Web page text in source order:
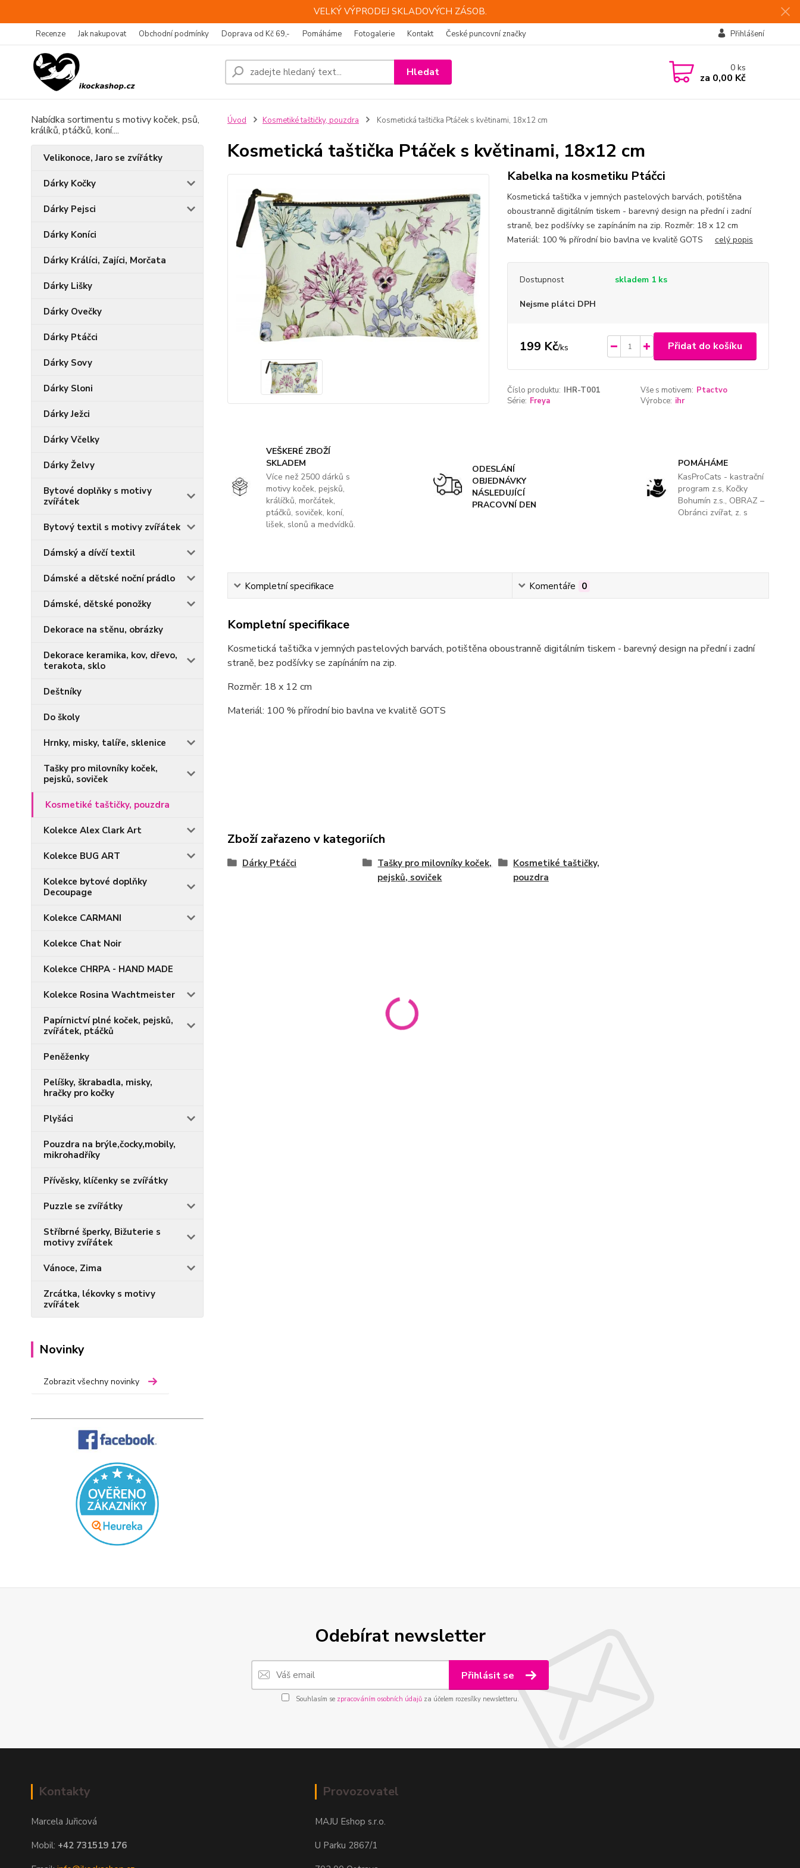
VELKÝ VÝPRODEJ SKLADOVÝCH ZÁSOB.
Recenze Jak nakupovat Obchodní podmínky Doprava od Kč 69,- Pomáháme Fotogalerie Kontakt České puncovní značky Přihlášení
Hledat 0ks
za 0,00 Kč
Nabídka sortimentu s motivy koček, psů,
králíků, ptáčků, koní....
Velikonoce, Jaro se zvířátky
Dárky Kočky
Dárky Pejsci
Dárky Koníci
Dárky Králíci, Zajíci, Morčata
Dárky Lišky
Dárky Ovečky
Dárky Ptáčci
Dárky Sovy
Dárky Sloni
Dárky Ježci
Dárky Včelky
Dárky Želvy
Bytové doplňky s motivy
zvířátek
Bytový textil s motivy zvířátek
Dámský a dívčí textil
Dámské a dětské noční prádlo
Dámské, dětské ponožky
Dekorace na stěnu, obrázky
Dekorace keramika, kov, dřevo,
terakota, sklo
Deštníky
Do školy
Hrnky, misky, talíře, sklenice
Tašky pro milovníky koček,
pejsků, soviček
Kosmetiké taštičky, pouzdra
Kolekce Alex Clark Art
Kolekce BUG ART
Kolekce bytové doplňky
Decoupage
Kolekce CARMANI
Kolekce Chat Noir
Kolekce CHRPA - HAND MADE
Kolekce Rosina Wachtmeister
Papírnictví plné koček, pejsků,
zvířátek, ptáčků
Peněženky
Pelíšky, škrabadla, misky,
hračky pro kočky
Plyšáci
Pouzdra na brýle,čocky,mobily,
mikrohadříky
Přívěsky, klíčenky se zvířátky
Puzzle se zvířátky
Stříbrné šperky, Bižuterie s
motivy zvířátek
Vánoce, Zima
Zrcátka, lékovky s motivy
zvířátek
Novinky
Zobrazit všechny novinky
Úvod Kosmetiké taštičky, pouzdra Kosmetická taštička Ptáček s květinami, 18x12 cm
Kosmetická taštička Ptáček s květinami, 18x12 cm
Kabelka na kosmetiku Ptáčci
Kosmetická taštička v jemných pastelových barvách, potištěna
oboustranně digitálním tiskem - barevný design na přední i zadní
straně, bez podšívky se zapínáním na zip. Rozměr: 18 x 12 cm
Materiál: 100 % přírodní bio bavlna ve kvalitě GOTS celý popis
Dostupnost skladem 1 ks
Nejsme plátci DPH
199 Kč/ks Přidat do košíku
Číslo produktu: IHR-T001 Vše s motivem: Ptactvo
Série: Freya Výrobce: ihr
VEŠKERÉ ZBOŽÍ
SKLADEM
Více než 2500 dárků s
motivy koček, pejsků,
králíčků, morčátek,
ptáčků, soviček, koní,
lišek, slonů a medvídků.
ODESLÁNÍ
OBJEDNÁVKY
NÁSLEDUJÍCÍ
PRACOVNÍ DEN
POMÁHÁME
KasProCats - kastrační
program z.s, Kočky
Bohumín z.s., OBRAZ –
Obránci zvířat, z. s
Kompletní specifikace Komentáře 0
Kompletní specifikace
Kosmetická taštička v jemných pastelových barvách, potištěna oboustranně digitálním tiskem - barevný design na přední i zadní
straně, bez podšívky se zapínáním na zip.
Rozměr: 18 x 12 cm
Materiál: 100 % přírodní bio bavlna ve kvalitě GOTS
Zboží zařazeno v kategoriích
Dárky Ptáčci
Tašky pro milovníky koček,
pejsků, soviček
Kosmetiké taštičky,
pouzdra
Odebírat newsletter
Přihlásit se
Souhlasím se zpracováním osobních údajůza účelem rozesílky newsletteru.
Kontakty
Marcela Juřicová
Mobil: +42 731519 176
Provozovatel
MAJU Eshop s.r.o.
U Parku 2867/1